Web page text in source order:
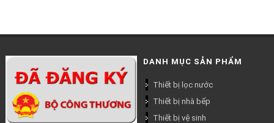
DANH MỤC SẢN PHẨM
Thiết bị lọc nước
Thiết bị nhà bếp
Thiết bị vệ sinh